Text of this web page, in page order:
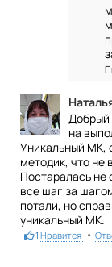
Добрый
на
Уникальный МК,
методик, что не
Постаралась не
все шаг за
потали, но
уникальный МК.
1 Нравится •